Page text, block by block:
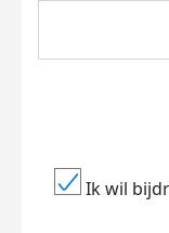
Ik wil